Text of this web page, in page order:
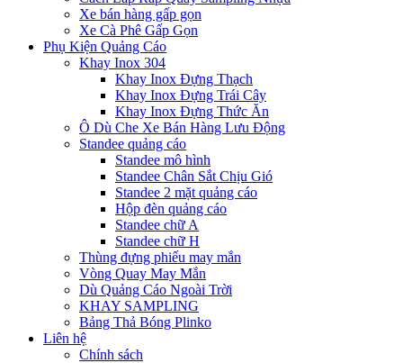
Xe bán hàng gấp gọn
Xe Cà Phê Gấp Gọn
Phụ Kiện Quảng Cáo
Khay Inox 304
Khay Inox Đựng Thạch
Khay Inox Đựng Trái Cây
Khay Inox Đựng Thức Ăn
Ô Dù Che Xe Bán Hàng Lưu Động
Standee quảng cáo
Standee mô hình
Standee Chân Sắt Chịu Gió
Standee 2 mặt quảng cáo
Hộp đèn quảng cáo
Standee chữ A
Standee chữ H
Thùng đựng phiếu may mắn
Vòng Quay May Mắn
Dù Quảng Cáo Ngoài Trời
KHAY SAMPLING
Bảng Thả Bóng Plinko
Liên hệ
Chính sách